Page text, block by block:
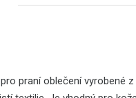
praní oblečení vyrobené